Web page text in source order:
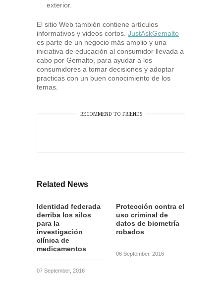
exterior.
El sitio Web también contiene artículos
informativos y videos cortos. JustAskGemalto
es parte de un negocio más amplio y una
iniciativa de educación al consumidor llevada a
cabo por Gemalto, para ayudar a los
consumidores a tomar decisiones y adoptar
practicas con un buen conocimiento de los
temas.
RECOMMEND TO FRIENDS
Related News
Identidad federada
derriba los silos
para la
investigación
clínica de
medicamentos
07 September, 2016
Protección contra el
uso criminal de
datos de biometría
robados
06 September, 2016